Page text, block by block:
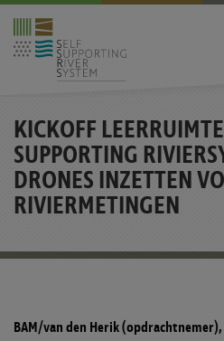
KICKOFF
SUPPORTING
DRONES INZETTEN
RIVIERMETINGEN
BAM/van den Herik